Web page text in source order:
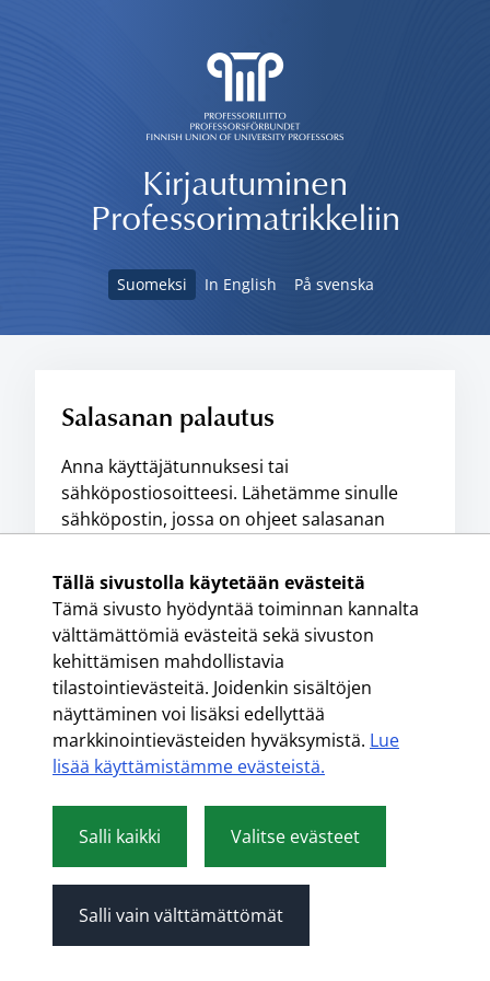
Tällä sivustolla käytetään evästeitä
Tämä sivusto hyödyntää toiminnan kannalta
välttämättömiä evästeitä sekä sivuston
kehittämisen mahdollistavia
tilastointievästeitä. Joidenkin sisältöjen
näyttäminen voi lisäksi edellyttää
markkinointievästeiden hyväksymistä. Lue
lisää käyttämistämme evästeistä.​​​​​​
Salli kaikki
Salli vain välttämättömät
Valitse evästeet
Kirjautuminen
Professorimatrikkeliin
Suomeksi In English På svenska
Salasanan palautus
Anna käyttäjätunnuksesi tai
sähköpostiosoitteesi. Lähetämme sinulle
sähköpostin, jossa on ohjeet salasanan
Käyttäjätunnus tai sähköpostiosoite
Lähetä
Takaisin kirjautumislomakkeelle